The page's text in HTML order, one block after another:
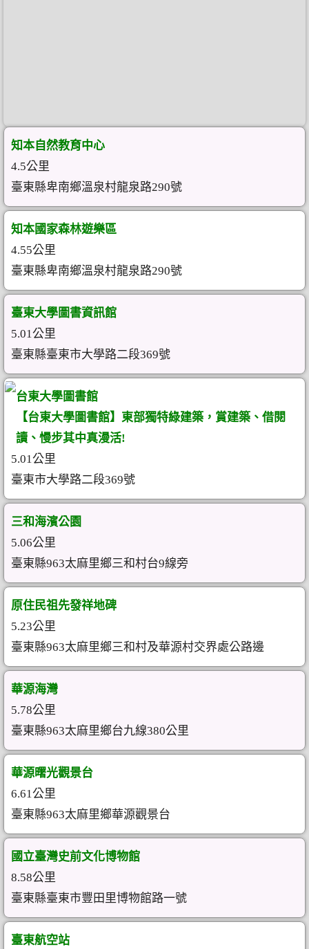
知本自然教育中心
4.5公里
臺東縣卑南鄉溫泉村龍泉路290號
知本國家森林遊樂區
4.55公里
臺東縣卑南鄉溫泉村龍泉路290號
臺東大學圖書資訊館
5.01公里
臺東縣臺東市大學路二段369號
台東大學圖書館
【台東大學圖書館】東部獨特綠建築，賞建築、借閱
讀、慢步其中真漫活!
5.01公里
臺東市大學路二段369號
三和海濱公園
5.06公里
臺東縣963太麻里鄉三和村台9線旁
原住民祖先發祥地碑
5.23公里
臺東縣963太麻里鄉三和村及華源村交界處公路邊
華源海灣
5.78公里
臺東縣963太麻里鄉台九線380公里
華源曙光觀景台
6.61公里
臺東縣963太麻里鄉華源觀景台
國立臺灣史前文化博物館
8.58公里
臺東縣臺東市豐田里博物館路一號
臺東航空站